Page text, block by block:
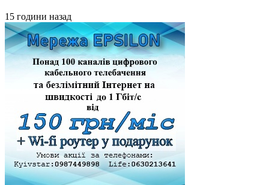
15 години назад